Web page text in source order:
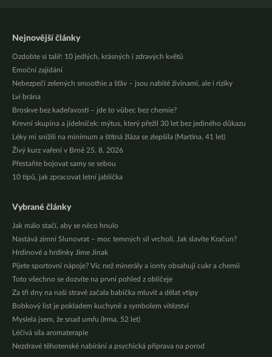
Nejnovější články
Ozdobte si talíř: 10 jedlých, krásných i zdravých květů
Emoční zajídání
Nebezpečí zelených smoothie a šťáv – jsou nabité živinami, ale i riziky
Lví brána
Broskve bez kadeřavosti – jde to vůbec bez chemie?
Krevní skupina a jídelníček: mýtus, který přežil 30 let bez jediného důkazu
Léky mi snížili na minimum a štítná žláza se zlepšila (Martina, 41 let)
Živý kurz vaření v Brně 25. 8. 2026
Přestaňte bojovat samy se sebou
10 tipů, jak zpracovat letní jablíčka
Vybrané články
Jak málo stačí, aby se něco hnulo
Nastává zimní Slunovrat – moc temných sil vrcholí. Jak slavíte Kračun?
Hrdinové a hrdinky Jíme Jinak
Pijete sportovní nápoje? Víc než minerály a ionty obsahují cukr a chemii
Toto všechno se dozvíte na první pohled z obličeje
Za tři dny na naší stravě začala babička mluvit a dělat vtipy
Bobkový list je pokladem kuchyně a symbolem vítězství
Myslela jsem, že snad umřu (Irma, 52 let)
Léčivá síla aromaterapie
Nezdravé těhotenské nabírání a psychická příprava na porod